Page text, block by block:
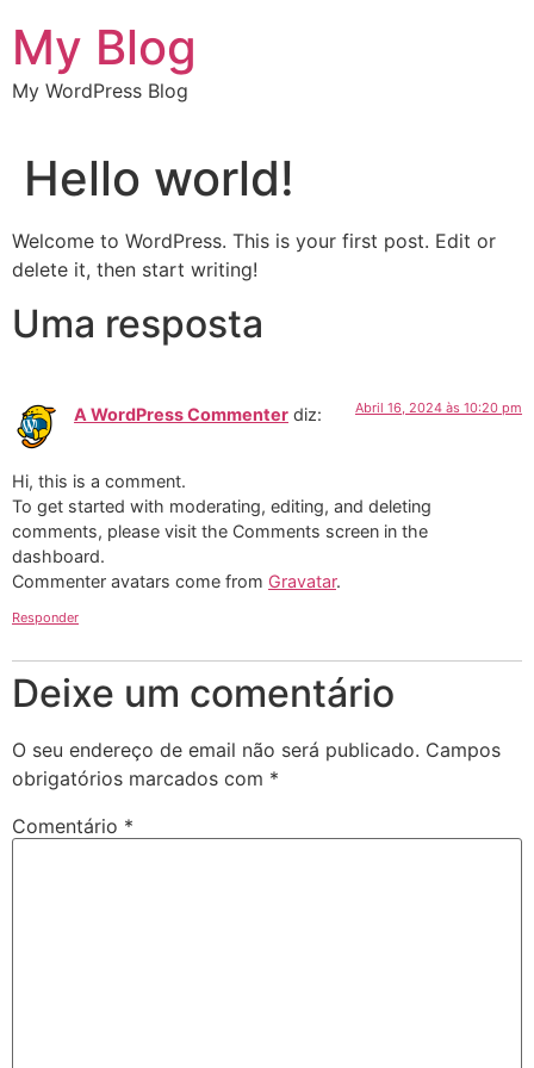
para
conteúdo
My Blog
My WordPress Blog
Hello world!
Welcome to WordPress. This is your first post. Edit or
delete it, then start writing!
Uma resposta
A WordPress Commenter diz: Abril 16, 2024 às 10:20 pm
Hi, this is a comment.
To get started with moderating, editing, and deleting
comments, please visit the Comments screen in the
dashboard.
Commenter avatars come from Gravatar.
Responder
Deixe um comentário
O seu endereço de email não será publicado. Campos
obrigatórios marcados com *
Comentário *